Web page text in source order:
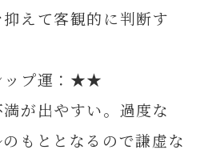
えて客観的に判断す
ップ運：★★
が出やすい。過度な
もととなるので謙虚な